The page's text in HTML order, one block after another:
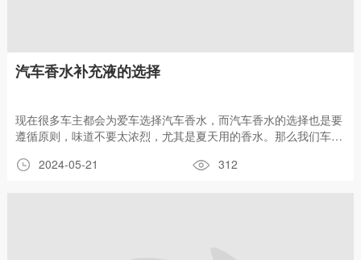
汽车香水补充液的选择
现在很多车主都会为爱车选择汽车香水，而汽车香水的选择也是要
遵循原则，味道不要太浓烈，尤其是夏天用的香水。那么我们车主
较适合自己哪？
2024-05-21 312